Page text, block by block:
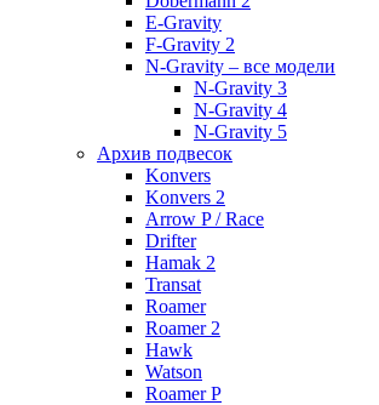
E-Gravity
F-Gravity 2
N-Gravity – все модели
N-Gravity 3
N-Gravity 4
N-Gravity 5
Архив подвесок
Konvers
Konvers 2
Arrow P / Race
Drifter
Hamak 2
Transat
Roamer
Roamer 2
Hawk
Watson
Roamer P